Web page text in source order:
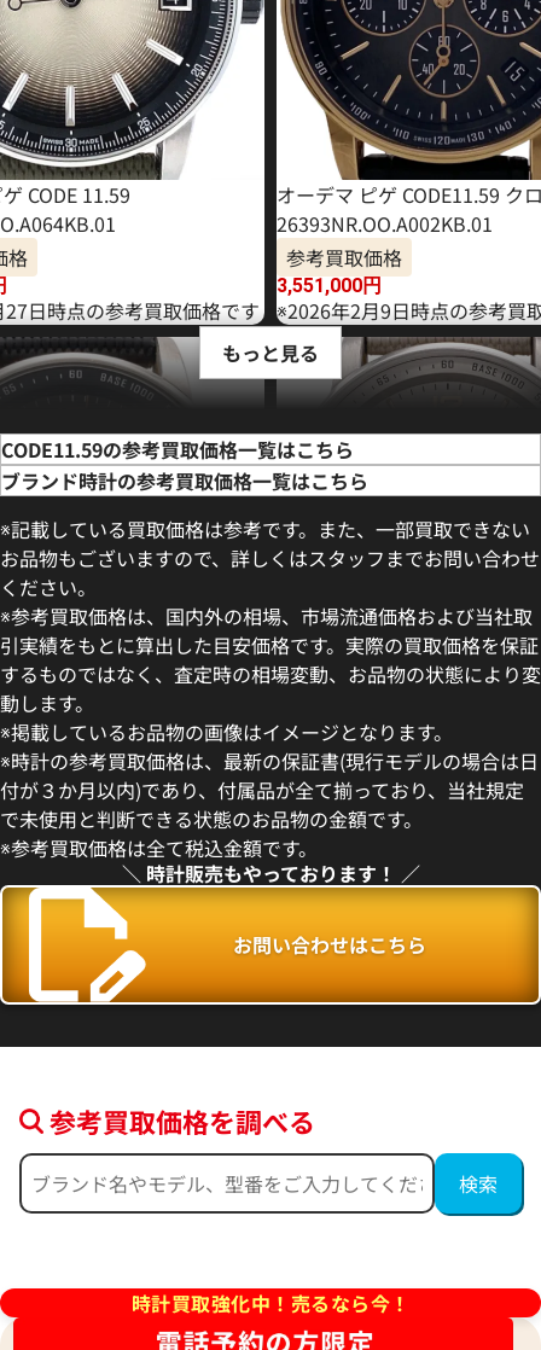
CODE 11.59
格
日時点の参考買取価格です
オーデマ ピゲ CODE11.59 ク
26393NR.OO.A002KB.01
参考買取価格
3,551,000円
※2026年2月9日時点の参考買
CODE 11.59 クロノグラフ
格
日時点の参考買取価格です
26393CR.OO.A008KB.01
参考買取価格
2,651,000円
※2026年1月9日時点の参考買
合わせください
参考買取価格
価格はお問い合わせください
もっと見る
CODE11.59の参考買取価格一覧はこちら
ブランド時計の参考買取価格一覧はこちら
※記載している買取価格は参考です。また、一部買取できない
お品物もございますので、詳しくはスタッフまでお問い合わせ
ください。
※参考買取価格は、国内外の相場、市場流通価格および当社取
引実績をもとに算出した目安価格です。実際の買取価格を保証
するものではなく、査定時の相場変動、お品物の状態により変
動します。
※掲載しているお品物の画像はイメージとなります。
※時計の参考買取価格は、最新の保証書(現行モデルの場合は日
付が３か月以内)であり、付属品が全て揃っており、当社規定
で未使用と判断できる状態のお品物の金額です。
※参考買取価格は全て税込金額です。
＼ 時計販売もやっております！ ／
お問い合わせはこちら
参考買取価格を調べる
時計買取強化中！売るなら今！